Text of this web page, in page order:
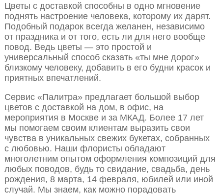
Цветы с доставкой способны в одно мгновение
поднять настроение человека, которому их дарят.
Подобный подарок всегда желанен, независимо
от праздника и от того, есть ли для него вообще
повод. Ведь цветы — это простой и
универсальный способ сказать «ты мне дорог»
близкому человеку, добавить в его будни красок и
приятных впечатлений.
Сервис «Палитра» предлагает большой выбор
цветов с доставкой на дом, в офис, на
мероприятия в Москве и за МКАД. Более 17 лет
мы помогаем своим клиентам выразить свои
чувства в уникальных свежих букетах, собранных
с любовью. Наши флористы обладают
многолетним опытом оформления композиций для
любых поводов, будь то свидание, свадьба, день
рождения, 8 марта, 14 февраля, юбилей или иной
случай. Мы знаем, как можно порадовать